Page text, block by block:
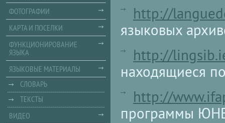
http://
языковых
http://
находящиеся
http://
программы
ФОТОГРАФИИ
КАРТА И ПОСЕЛКИ
ФУНКЦИОНИРОВАНИЕ
ЯЗЫКА
ЯЗЫКОВЫЕ МАТЕРИАЛЫ
СЛОВАРЬ
ТЕКСТЫ
ВИДЕО